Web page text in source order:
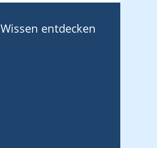
Wissen entdecken